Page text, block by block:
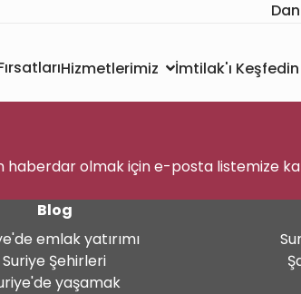
Hizmetlerimiz İmtilak'ı Keşfedin
olmak için e-posta listemize
Blog
emlak yatırımı
Suriye Şehirleri
yaşamak